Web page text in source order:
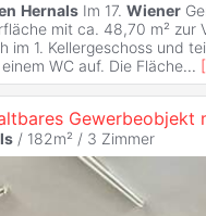
Hernals Im 17. Wiener
mit ca. 48,70 m² zur
im 1. Kellergeschoss und
WC auf. Die Fläche... [
/ 182m² / 3 Zimmer